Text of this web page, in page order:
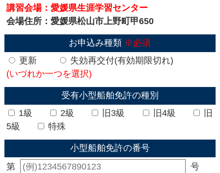
講習会場：愛媛県生涯学習センター
会場住所：愛媛県松山市上野町甲650
お申込み種類 ※必須
更新
失効再交付(有効期限切れ)
(いづれか一つを選択)
受有小型船舶免許の種別
1級
2級 旧3級 旧4級
旧
5級
特殊
小型船舶免許の番号
第
号